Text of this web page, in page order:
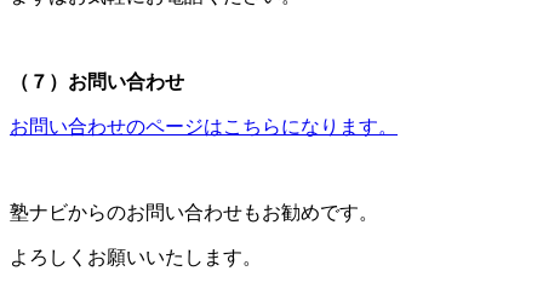
（７）お問い合わせ
お問い合わせのページはこちらになります。
塾ナビからのお問い合わせもお勧めです。
よろしくお願いいたします。